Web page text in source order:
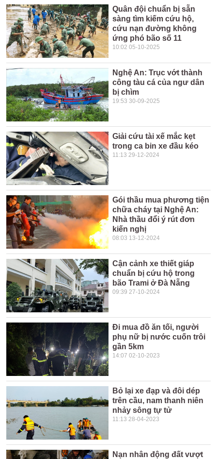
Quân đội chuẩn bị sẵn
sàng tìm kiếm cứu hộ,
cứu nạn đường không
ứng phó bão số 11
10:02 05-10-2025
Nghệ An: Trục vớt thành
công tàu cá của ngư dân
bị chìm
19:53 30-09-2025
Giải cứu tài xế mắc kẹt
trong ca bin xe đầu kéo
11:13 29-12-2024
Gói thầu mua phương tiện
chữa cháy tại Nghệ An:
Nhà thầu đổi ý rút đơn
kiến nghị
08:03 13-12-2024
Cận cảnh xe thiết giáp
chuẩn bị cứu hộ trong
bão Trami ở Đà Nẵng
09:39 27-10-2024
Đi mua đồ ăn tối, người
phụ nữ bị nước cuốn trôi
gần 5km
14:07 02-10-2023
Bỏ lại xe đạp và đôi dép
trên cầu, nam thanh niên
nhảy sông tự tử
11:13 28-04-2023
Nạn nhân động đất vượt